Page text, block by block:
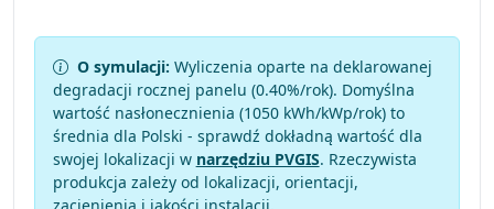
O symulacji: Wyliczenia oparte na deklarowanej
degradacji rocznej panelu (0.40%/rok). Domyślna
wartość nasłonecznienia (1050 kWh/kWp/rok) to
średnia dla Polski - sprawdź dokładną wartość dla
swojej lokalizacji w narzędziu PVGIS. Rzeczywista
produkcja zależy od lokalizacji, orientacji,